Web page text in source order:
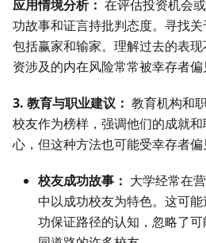
应用情境分析： 在评估投资机会
功故事和证言持批判态度。寻找关
包括赢家和输家。理解过去的表
资涉及的内在风险常常被幸存者偏
3. 教育与职业建议： 教育机构和
校友作为榜样，强调他们的成就
心，但这种方法也可能受幸存者偏
校友成功故事： 大学经常在
中以成功校友为特色。这可
功保证路径的认知，忽略了